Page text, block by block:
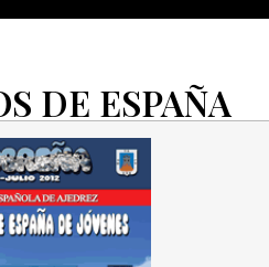
DE ESPAÑA